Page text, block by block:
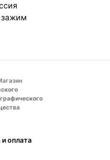
зажим
оплата